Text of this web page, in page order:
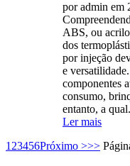
por admin em
ABS, ou
dos
por injeção
e
componentes
consumo,
entanto, a
Ler mais
1 23456Próximo >>>